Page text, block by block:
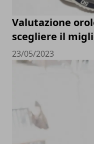
Valutazione
scegliere il
23/05/2023